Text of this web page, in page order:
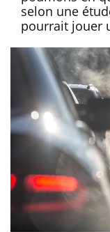
selon une
pourrait jouer